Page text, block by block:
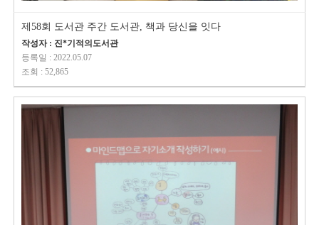
제58회 도서관 주간 도서관, 책과 당신을 잇다
작성자 : 진*기적의도서관
등록일 : 2022.05.07
조회 : 52,865